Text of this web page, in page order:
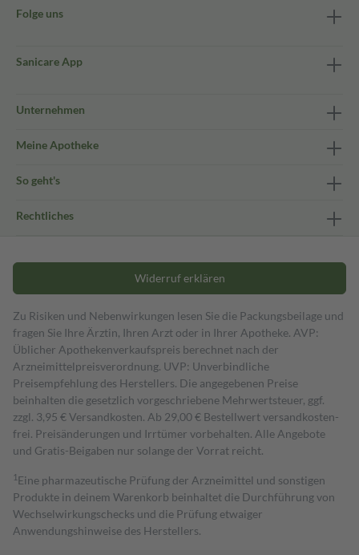
Folge uns
Sanicare App
Unternehmen
Meine Apotheke
So geht's
Rechtliches
Widerruf erklären
Zu Risiken und Nebenwirkungen lesen Sie die Packungsbeilage und
fragen Sie Ihre Ärztin, Ihren Arzt oder in Ihrer Apotheke. AVP:
Üblicher Apothekenverkaufspreis berechnet nach der
Arzneimittelpreisverordnung. UVP: Unverbindliche
Preisempfehlung des Herstellers. Die angegebenen Preise
beinhalten die gesetzlich vorgeschriebene Mehrwertsteuer, ggf.
zzgl. 3,95 € Versandkosten. Ab 29,00 € Bestell­wert versand­kosten­
frei. Preisänderungen und Irrtümer vorbehalten. Alle Angebote
und Gratis-Beigaben nur solange der Vorrat reicht.
1 Eine pharmazeutische Prüfung der Arzneimittel und sonstigen
Produkte in deinem Warenkorb beinhaltet die Durchführung von
Wechselwirkungschecks und die Prüfung etwaiger
Anwendungshinweise des Herstellers.